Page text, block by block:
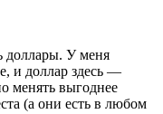
доллары. У меня
и доллар здесь —
менять выгоднее
(а они есть в любом